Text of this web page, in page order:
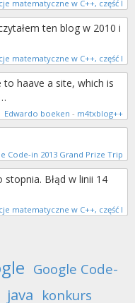
matematyczne w C++, część I
ten blog w 2010 i
matematyczne w C++, część I
haave a site, which is
Edwardo boeken - m4txblog++
Code-in 2013 Grand Prize Trip
Błąd w linii 14
matematyczne w C++, część I
Google Code-
java konkurs